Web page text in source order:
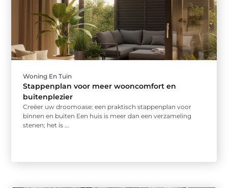
Woning En Tuin
Stappenplan voor meer wooncomfort en
buitenplezier
Creëer uw droomoase: een praktisch stappenplan voor
binnen en buiten Een huis is meer dan een verzameling
stenen; het is ...